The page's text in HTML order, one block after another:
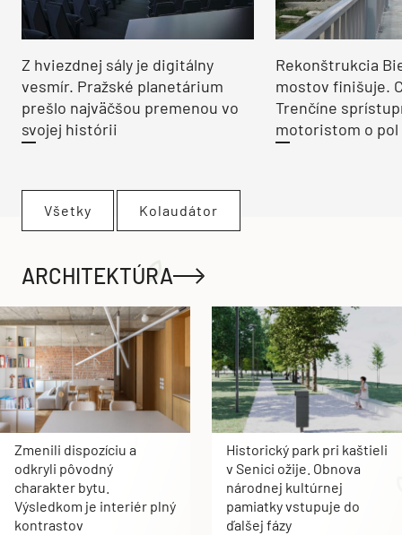
Z hviezdnej sály je digitálny
vesmír. Pražské planetárium
prešlo najväčšou premenou vo
svojej histórii
Rekonštrukcia
mostov finišuje.
Trenčíne
motoristom o pol
Všetky Kolaudátor
ARCHITEKTÚRA
Zmenili dispozíciu a
odkryli pôvodný
charakter bytu.
Výsledkom je interiér plný
kontrastov
Historický park pri kaštieli
v Senici ožije. Obnova
národnej kultúrnej
pamiatky vstupuje do
ďalšej fázy